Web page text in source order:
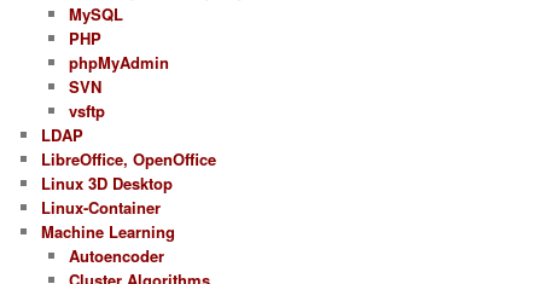
MySQL
PHP
phpMyAdmin
SVN
vsftp
LDAP
LibreOffice, OpenOffice
Linux 3D Desktop
Linux-Container
Machine Learning
Autoencoder